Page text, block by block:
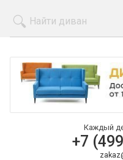
Каждый
+7